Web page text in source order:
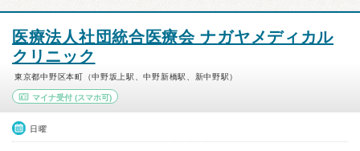
医療法人社団統合医療会 ナガヤメディカル
クリニック
東京都中野区本町（中野坂上駅、中野新橋駅、新中野駅）
マイナ受付 (スマホ可)
日曜